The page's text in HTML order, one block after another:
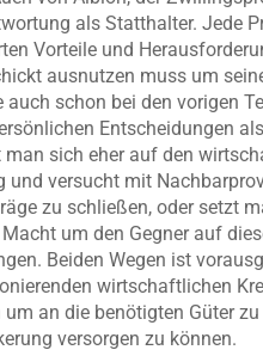
als Statthalter. Jede
Vorteile und
ausnutzen muss um
auch schon bei den vorigen
Entscheidungen
man sich eher auf den
und versucht mit
zu schließen, oder setzt
um den Gegner auf
Beiden Wegen ist
wirtschaftlichen
an die benötigten Güter
versorgen zu können.